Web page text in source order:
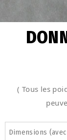
( Tous les
Dimensions